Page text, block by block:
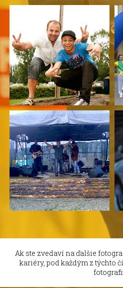
Ak ste zvedaví na ďalšie
kariéry, pod každým z týchto